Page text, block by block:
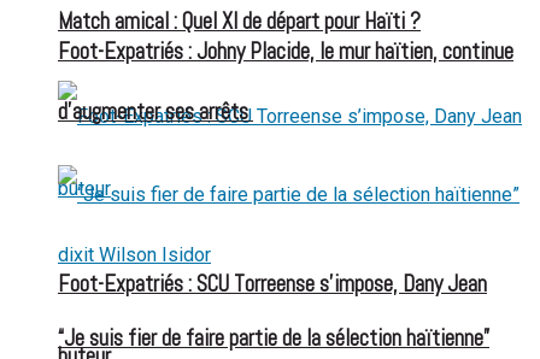
Match amical : Quel XI de départ pour Haïti ?
Foot-Expatriés : SCU Torreense s’impose, Dany Jean
Foot-Expatriés : Johny Placide, le mur haïtien, continue
d’augmenter ses arrêts
“Je suis fier de faire partie de la sélection haïtienne”